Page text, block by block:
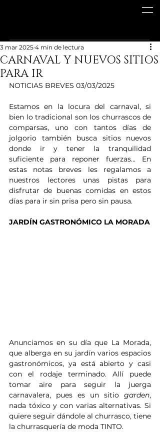
CARNAVAL Y NUEVOS SITIOS
PARA IR
3 mar 2025 4 min de lectura
NOTICIAS BREVES 03/03/2025
Estamos en la locura del carnaval, si
bien lo tradicional son los churrascos de
comparsas, uno con tantos días de
jolgorio también busca sitios nuevos
donde ir y tener la tranquilidad
suficiente para reponer fuerzas... En
estas notas breves les regalamos a
nuestros lectores unas pistas para
disfrutar de buenas comidas en estos
días para ir sin prisa pero sin pausa.
JARDÍN GASTRONÓMICO LA MORADA
Anunciamos en su día que La Morada,
que alberga en su jardín varios espacios
gastronómicos, ya está abierto y casi
con el rodaje terminado. Allí puede
tomar aire para seguir la juerga
carnavalera, pues es un sitio garden,
nada tóxico y con varias alternativas. Si
quiere seguir dándole al churrasco, tiene
la churrasquería de moda TINTO.